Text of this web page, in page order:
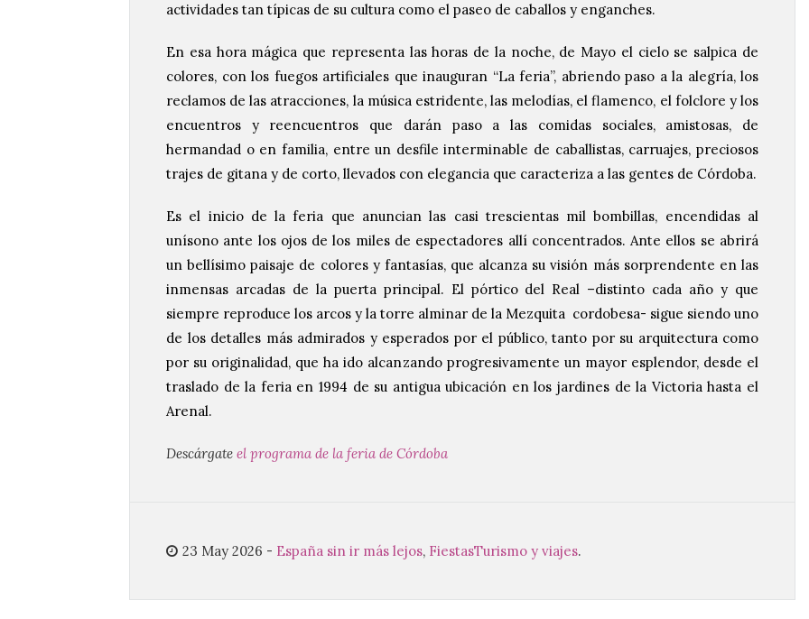
actividades tan típicas de su cultura como el paseo de caballos y enganches.
En esa hora mágica que representa las horas de la noche, de Mayo el cielo se salpica de
colores, con los fuegos artificiales que inauguran “La feria”, abriendo paso a la alegría, los
reclamos de las atracciones, la música estridente, las melodías, el flamenco, el folclore y los
encuentros y reencuentros que darán paso a las comidas sociales, amistosas, de
hermandad o en familia, entre un desfile interminable de caballistas, carruajes, preciosos
trajes de gitana y de corto, llevados con elegancia que caracteriza a las gentes de Córdoba.
Es el inicio de la feria que anuncian las casi trescientas mil bombillas, encendidas al
unísono ante los ojos de los miles de espectadores allí concentrados. Ante ellos se abrirá
un bellísimo paisaje de colores y fantasías, que alcanza su visión más sorprendente en las
inmensas arcadas de la puerta principal. El pórtico del Real –distinto cada año y que
siempre reproduce los arcos y la torre alminar de la Mezquita cordobesa- sigue siendo uno
de los detalles más admirados y esperados por el público, tanto por su arquitectura como
por su originalidad, que ha ido alcanzando progresivamente un mayor esplendor, desde el
traslado de la feria en 1994 de su antigua ubicación en los jardines de la Victoria hasta el
Arenal.
Descárgate el programa de la feria de Córdoba
23 May 2026 - España sin ir más lejos, FiestasTurismo y viajes.